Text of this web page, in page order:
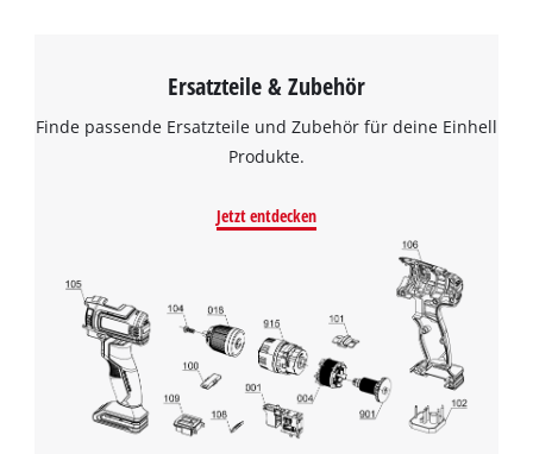
Ersatzteile & Zubehör
Finde passende Ersatzteile und Zubehör für deine Einhell
Produkte.
Jetzt entdecken